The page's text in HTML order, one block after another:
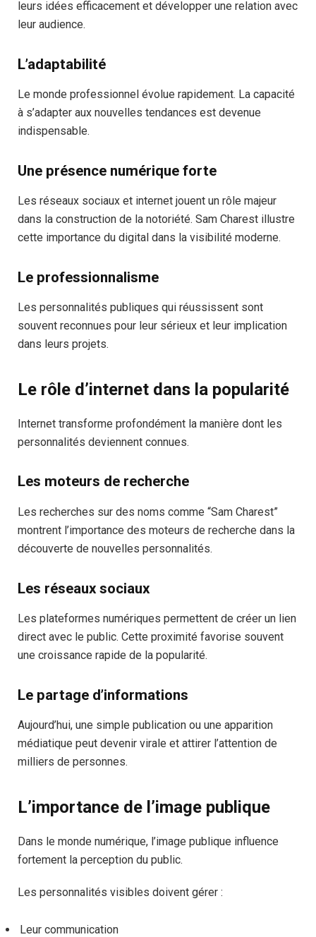
leurs idées efficacement et développer une relation avec
leur audience.
L’adaptabilité
Le monde professionnel évolue rapidement. La capacité
à s’adapter aux nouvelles tendances est devenue
indispensable.
Une présence numérique forte
Les réseaux sociaux et internet jouent un rôle majeur
dans la construction de la notoriété. Sam Charest illustre
cette importance du digital dans la visibilité moderne.
Le professionnalisme
Les personnalités publiques qui réussissent sont
souvent reconnues pour leur sérieux et leur implication
dans leurs projets.
Le rôle d’internet dans la popularité
Internet transforme profondément la manière dont les
personnalités deviennent connues.
Les moteurs de recherche
Les recherches sur des noms comme “Sam Charest”
montrent l’importance des moteurs de recherche dans la
découverte de nouvelles personnalités.
Les réseaux sociaux
Les plateformes numériques permettent de créer un lien
direct avec le public. Cette proximité favorise souvent
une croissance rapide de la popularité.
Le partage d’informations
Aujourd’hui, une simple publication ou une apparition
médiatique peut devenir virale et attirer l’attention de
milliers de personnes.
L’importance de l’image publique
Dans le monde numérique, l’image publique influence
fortement la perception du public.
Les personnalités visibles doivent gérer :
Leur communication